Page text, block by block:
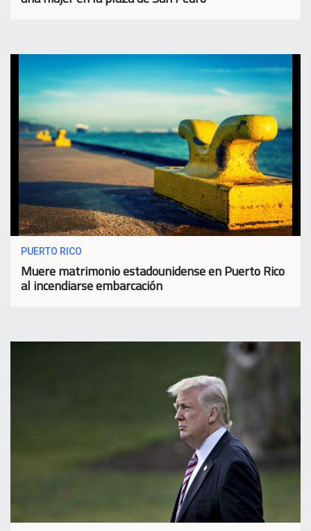
PUERTO RICO
Muere matrimonio estadounidense en Puerto Rico
al incendiarse embarcación